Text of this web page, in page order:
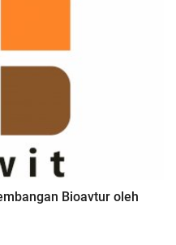
Bioavtur oleh